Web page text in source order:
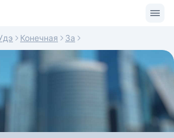
Конечная 3а